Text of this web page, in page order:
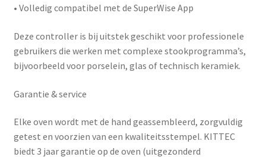
• Volledig compatibel met de SuperWise App
Deze controller is bij uitstek geschikt voor professionele
gebruikers die werken met complexe stookprogramma’s,
bijvoorbeeld voor porselein, glas of technisch keramiek.
Garantie & service
Elke oven wordt met de hand geassembleerd, zorgvuldig
getest en voorzien van een kwaliteitsstempel. KITTEC
biedt 3 jaar garantie op de oven (uitgezonderd